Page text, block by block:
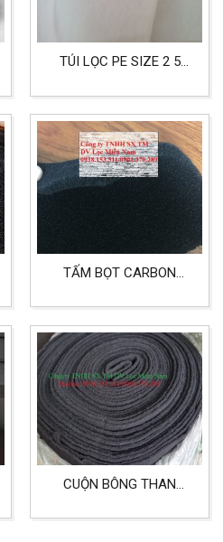
TÚI LỌC PE SIZE 2 5
THỰC PHẨM VÀ NƯỚC
GIẢI KHÁT
TẤM BỌT CARBON
MÙI KHÔNG KHÍ
CUỘN BÔNG THAN
KHỔ 1MX20M